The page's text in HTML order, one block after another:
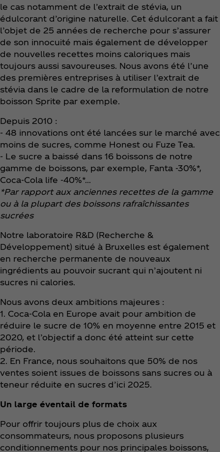
le cas notamment de l’extrait de stévia, un
édulcorant d’origine naturelle. Cet édulcorant a fait
l’objet de 25 années de recherche pour s’assurer
de son innocuité mais également de développer
de nouvelles recettes moins caloriques mais
toujours aussi savoureuses. Nous avons été l’une
des premières entreprises à utiliser l’extrait de
stévia dans le cadre de la reformulation de notre
boisson Sprite par exemple.
Depuis 2010 :
- 48 innovations ont été lancées sur le marché avec
moins de sucres, comme Honest ou Fuze Tea.
- Le sucre a baissé dans 16 boissons de notre
gamme de boissons, par exemple, Fanta -30%*,
Coca‑Cola life -40%*...
*Par rapport aux anciennes recettes de la gamme
ou à la plupart des boissons rafraîchissantes
sucrées
Notre laboratoire R&D (Recherche &
Développement) situé à Bruxelles est également
en recherche permanente de nouveaux
ingrédients au pouvoir sucrant qui n’ajoutent ni
sucres ni calories.
Nous avons deux ambitions majeures :
1. Coca‑Cola en Europe avait pour ambition de
réduire le sucre de 10% en moyenne entre 2015 et
2020, et l’objectif a donc été atteint sur cette
période.
2. En France, nous souhaitons que 50% de nos
ventes soient issues de boissons sans sucres ou à
teneur réduite en sucres d’ici 2025.
Un large éventail de formats
Pour offrir toujours plus de choix aux
consommateurs, nous proposons plusieurs
conditionnements pour nos principales boissons,